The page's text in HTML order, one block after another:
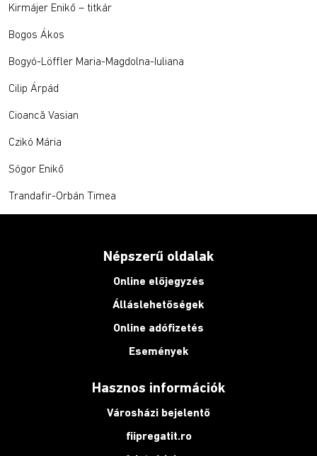
Kirmájer Enikő – titkár
Bogos Ákos
Bogyó-Löffler Maria-Magdolna-Iuliana
Cilip Árpád
Cioancă Vasian
Czikó Mária
Sógor Enikő
Trandafir-Orbán Timea
Népszerű oldalak
Online előjegyzés
Álláslehetőségek
Online adófizetés
Események
Hasznos információk
Városházi bejelentő
fiipregatit.ro